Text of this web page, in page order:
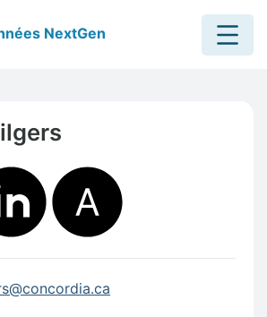
Skip to main content in
Skip to page footer in
NextGen Menu
Email Address
Address: